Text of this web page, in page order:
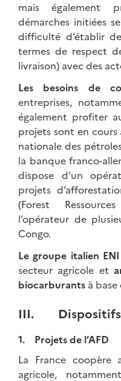
mais également
démarches initiées
difficulté d’établir
termes de respect
livraison) avec des
Les besoins de
entreprises,
également profiter
projets sont en cours
nationale des
la banque franco-
dispose d’un
projets
(Forest
l’opérateur de
Congo.
Le groupe italien ENI
secteur agricole et
biocarburants à
III. Dispositifs
1. Projets de l’AFD
La France
agricole,